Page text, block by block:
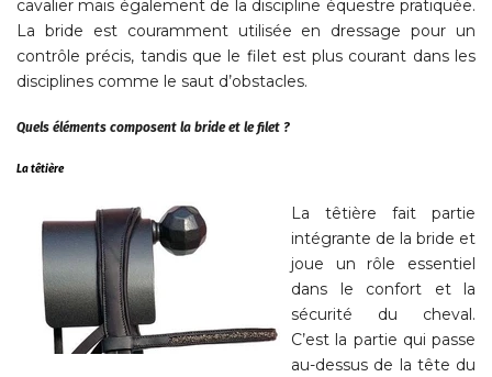
cavalier mais également de la discipline équestre pratiquée.
La bride est couramment utilisée en dressage pour un
contrôle précis, tandis que le filet est plus courant dans les
disciplines comme le saut d’obstacles.
Quels éléments composent la bride et le filet ?
La têtière
La têtière fait partie
intégrante de la bride et
joue un rôle essentiel
dans le confort et la
sécurité du cheval.
C’est la partie qui passe
au-dessus de la tête du